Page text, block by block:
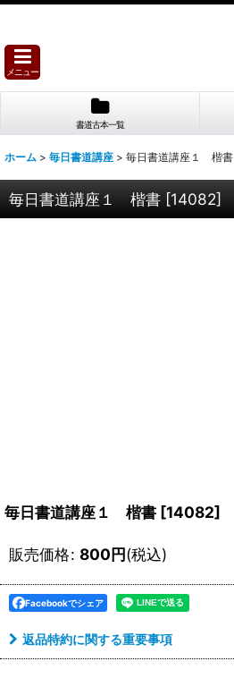
メニュー
書道古本一覧
ホーム > 毎日書道講座 > 毎日書道講座１ 楷書
毎日書道講座１ 楷書 [14082]
毎日書道講座１ 楷書 [14082]
販売価格: 800円(税込)
Facebookでシェア
返品特約に関する重要事項